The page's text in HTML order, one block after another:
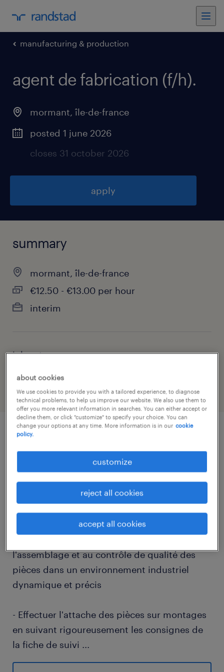
manufacturing & production
agent de fabrication (f/h).
mormant, île-de-france
posted 1 june 2026
closes 31 october 2026
apply
summary
mormant, île-de-france
€12.50 - €13.00 per hour
interim
job category
descriptif du poste
par son rôle clé et stimulant?
l'assemblage et au contrôle de qualité des
pièces dans un environnement industriel
dynamique et précis
- Effectuer l'attache des pièces sur montages
en suivant rigoureusement les consignes de
la fiche de suivi ...
- Réaliser un contrôle final détaillé des pièces
about cookies
We use cookies to provide you with a tailored experience, to diagnose
technical problems, to help us improve our website. We also use them to
offer you more relevant information in searches. You can either accept or
decline them, or click "customize" to specify your choice. You can
change your options at any time. More information is in our cookie
policy.
customize
reject all cookies
accept all cookies